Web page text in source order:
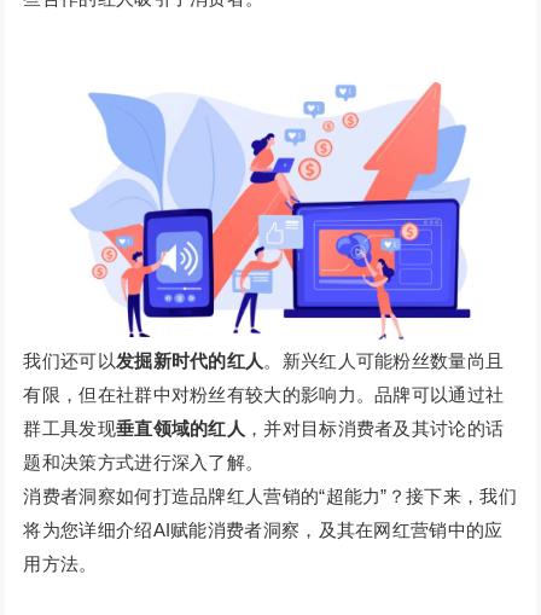
我们还可以发掘新时代的红人 。新兴红人可能粉丝数量尚且
有限，但在社群中对粉丝有较大的影响力。品牌可以通过社
群工具发现垂直领域的红人 ，并对目标消费者及其讨论的话
题和决策方式进行深入了解。
消费者洞察如何打造品牌红人营销的“超能力”？接下来，我们
将为您详细介绍AI赋能消费者洞察，及其在网红营销中的应
用方法。